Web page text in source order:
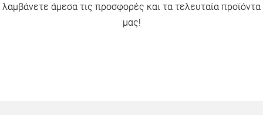
λαμβάνετε άμεσα τις προσφορές και τα τελευταία προϊόντα
μας!